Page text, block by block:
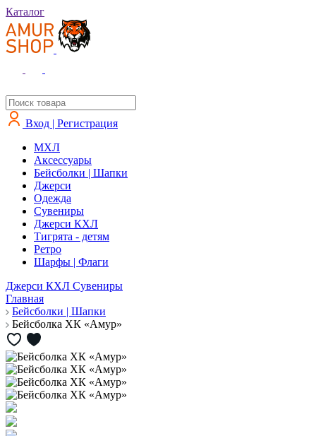
Каталог
Вход | Регистрация
MXЛ
Аксессуары
Бейсболки | Шапки
Джерси
Одежда
Сувениры
Джерси КХЛ
Тигрята - детям
Ретро
Шарфы | Флаги
Джерси КХЛ Сувениры
Главная
Бейсболки | Шапки
Бейсболка ХК «Амур»